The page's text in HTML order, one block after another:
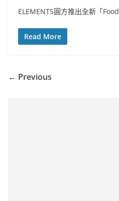
ELEMENTS圓方推出全新「Food
Read More
← Previous